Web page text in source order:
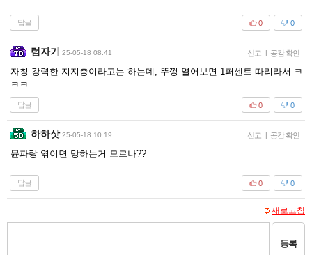
답글 0
0
럼자기 25-05-18 08:41 신고 공감 확인
자칭 강력한 지지층이라고는 하는데, 뚜껑 열어보면 1퍼센트 따리라서 ㅋ
ㅋㅋ
답글 0
0
하하삿 25-05-18 10:19 신고 공감 확인
뮨파랑 엮이면 망하는거 모르나??
답글 0
0
새로고침
등록